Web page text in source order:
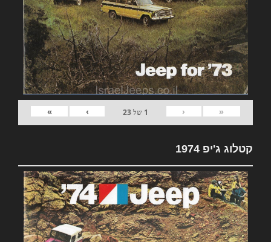
«
‹
1 של23
›
»
קטלוג ג'יפ 1974